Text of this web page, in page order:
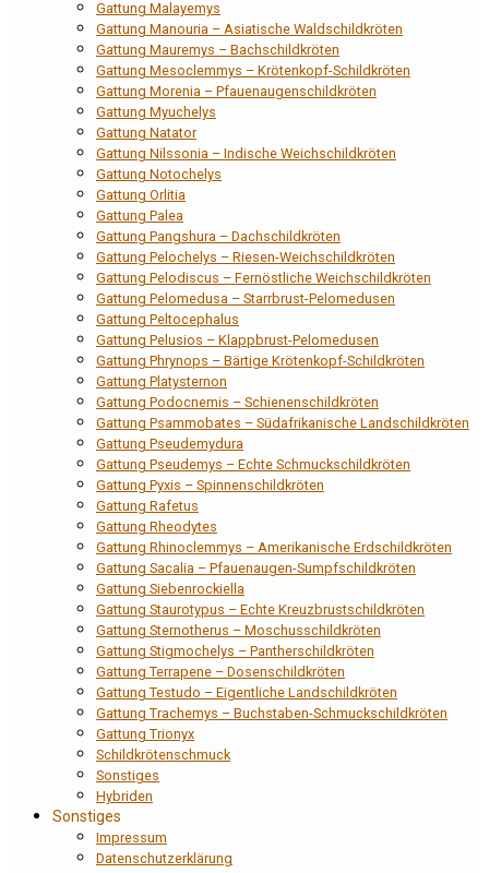
Gattung Malayemys
Gattung Manouria – Asiatische Waldschildkröten
Gattung Mauremys – Bachschildkröten
Gattung Mesoclemmys – Krötenkopf-Schildkröten
Gattung Morenia – Pfauenaugenschildkröten
Gattung Myuchelys
Gattung Natator
Gattung Nilssonia – Indische Weichschildkröten
Gattung Notochelys
Gattung Orlitia
Gattung Palea
Gattung Pangshura – Dachschildkröten
Gattung Pelochelys – Riesen-Weichschildkröten
Gattung Pelodiscus – Fernöstliche Weichschildkröten
Gattung Pelomedusa – Starrbrust-Pelomedusen
Gattung Peltocephalus
Gattung Pelusios – Klappbrust-Pelomedusen
Gattung Phrynops – Bärtige Krötenkopf-Schildkröten
Gattung Platysternon
Gattung Podocnemis – Schienenschildkröten
Gattung Psammobates – Südafrikanische Landschildkröten
Gattung Pseudemydura
Gattung Pseudemys – Echte Schmuckschildkröten
Gattung Pyxis – Spinnenschildkröten
Gattung Rafetus
Gattung Rheodytes
Gattung Rhinoclemmys – Amerikanische Erdschildkröten
Gattung Sacalia – Pfauenaugen-Sumpfschildkröten
Gattung Siebenrockiella
Gattung Staurotypus – Echte Kreuzbrustschildkröten
Gattung Sternotherus – Moschusschildkröten
Gattung Stigmochelys – Pantherschildkröten
Gattung Terrapene – Dosenschildkröten
Gattung Testudo – Eigentliche Landschildkröten
Gattung Trachemys – Buchstaben-Schmuckschildkröten
Gattung Trionyx
Schildkrötenschmuck
Sonstiges
Hybriden
Sonstiges
Impressum
Datenschutzerklärung